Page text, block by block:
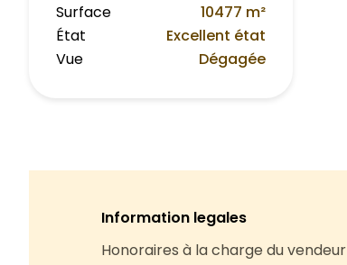
Surface
10477 m²
État
Excellent état
Vue
Dégagée
Information legales
Honoraires à la charge du vendeur